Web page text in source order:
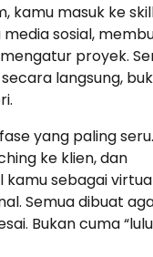
kamu masuk ke
sosial,
proyek.
langsung,
yang paling
ke klien, dan
sebagai
Semua dibuat
Bukan cuma